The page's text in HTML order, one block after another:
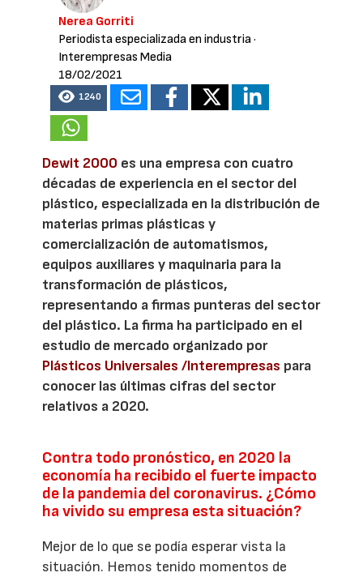
Nerea Gorriti
Periodista especializada en industria·
Interempresas Media
18/02/2021
1240
Dewit 2000 es una empresa con cuatro
décadas de experiencia en el sector del
plástico, especializada en la distribución de
materias primas plásticas y
comercialización de automatismos,
equipos auxiliares y maquinaria para la
transformación de plásticos,
representando a firmas punteras del sector
del plástico. La firma ha participado en el
estudio de mercado organizado por
Plásticos Universales /Interempresas para
conocer las últimas cifras del sector
relativos a 2020.
Contra todo pronóstico, en 2020 la
economía ha recibido el fuerte impacto
de la pandemia del coronavirus. ¿Cómo
ha vivido su empresa esta situación?
Mejor de lo que se podía esperar vista la
situación. Hemos tenido momentos de